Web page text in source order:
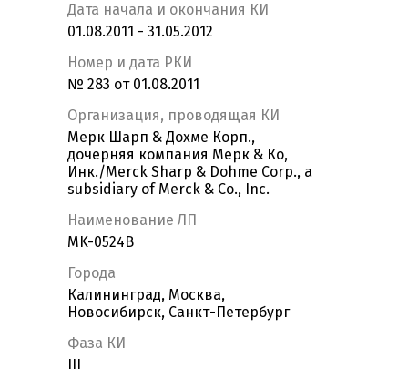
Дата начала и окончания КИ
01.08.2011 - 31.05.2012
Номер и дата РКИ
№ 283 от 01.08.2011
Организация, проводящая КИ
Мерк Шарп & Доxме Корп.,
дочерняя компания Мерк & Ко,
Инк./Merck Sharp & Dohme Corp., a
subsidiary of Merck & Co., Inc.
Наименование ЛП
MK-0524B
Города
Калининград, Москва,
Новосибирск, Санкт-Петербург
Фаза КИ